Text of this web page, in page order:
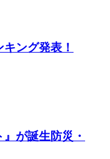
ング発表！
が誕生防災・